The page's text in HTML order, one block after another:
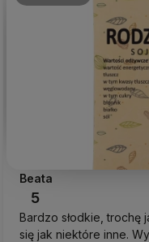
Beata
5
Bardzo słodkie, trochę
się jak niektóre inne.